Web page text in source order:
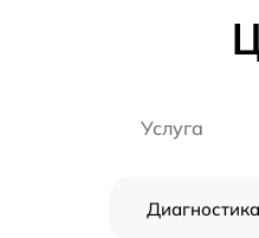
Услуга